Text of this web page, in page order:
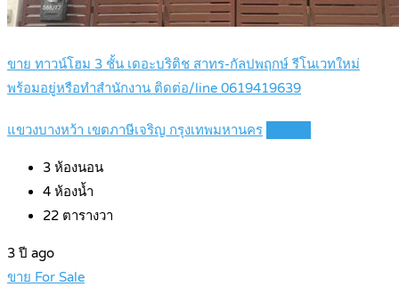
ขาย ทาวน์โฮม 3 ชั้น เดอะบริติช สาทร-กัลปพฤกษ์ รีโนเวทใหม่
พร้อมอยู่หรือทำสำนักงาน ติดต่อ/line 0619419639
แขวงบางหว้า เขตภาษีเจริญ กรุงเทพมหานคร
3 ห้องนอน
4 ห้องน้ำ
22 ตารางวา
3 ปี ago
ขาย For Sale